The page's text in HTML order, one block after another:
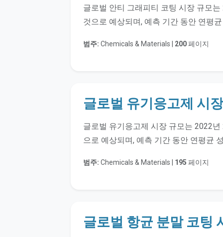
글로벌 안티 그래피티 코팅 시장 규모
것으로 예상되며, 예측 기간 동안 연평
범주: Chemicals & Materials | 200페이지
글로벌 유기응고제 시
글로벌 유기응고제 시장 규모는 2022
으로 예상되며, 예측 기간 동안 연평균
범주: Chemicals & Materials | 195 페이지
글로벌 항균 분말 코팅